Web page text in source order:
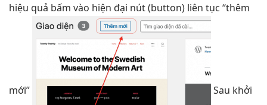
hiệu quả bấm vào hiện đại nút (button) liên tục “thêm
mới” Sau khởi